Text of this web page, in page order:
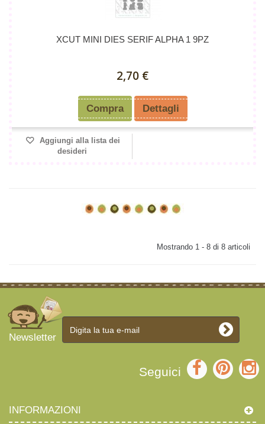
XCUT MINI DIES SERIF ALPHA 1 9PZ
2,70 €
Compra Dettagli
Aggiungi alla lista dei
desideri
Mostrando 1 - 8 di 8 articoli
Newsletter
Seguici
INFORMAZIONI